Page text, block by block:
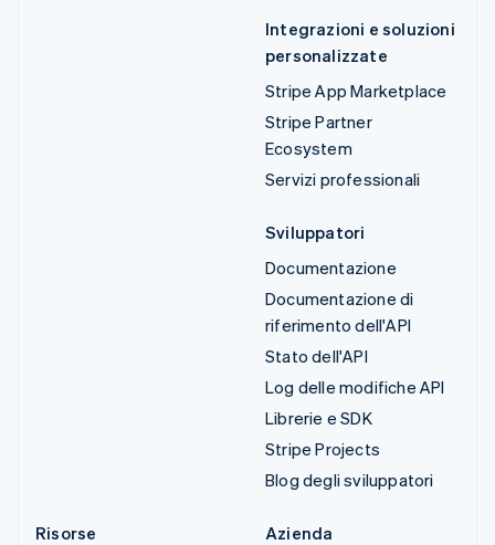
Integrazioni e soluzioni
personalizzate
Stripe App Marketplace
Stripe Partner
Ecosystem
Servizi professionali
Sviluppatori
Documentazione
Documentazione di
riferimento dell'API
Stato dell'API
Log delle modifiche API
Librerie e SDK
Stripe Projects
Blog degli sviluppatori
Risorse
Azienda